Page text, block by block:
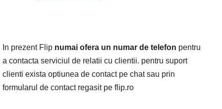
In prezent Flip numai ofera un numar de telefon pentru
a contacta serviciul de relatii cu clientii. pentru suport
clienti exista optiunea de contact pe chat sau prin
formularul de contact regasit pe flip.ro